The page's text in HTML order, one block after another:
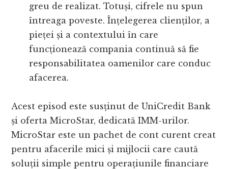
greu de realizat. Totuși, cifrele nu spun
întreaga poveste. Înțelegerea clienților, a
pieței și a contextului în care
funcționează compania continuă să fie
responsabilitatea oamenilor care conduc
afacerea.
Acest episod este susținut de UniCredit Bank
și oferta MicroStar, dedicată IMM-urilor.
MicroStar este un pachet de cont curent creat
pentru afacerile mici și mijlocii care caută
soluții simple pentru operațiunile financiare